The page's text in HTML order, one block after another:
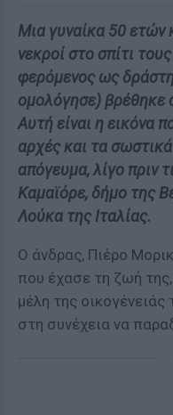
Μια γυναίκα 50 ετών
νεκροί στο σπίτι
φερόμενος ως
ομολόγησε) βρέθηκε
Αυτή είναι η εικόνα
αρχές και τα
απόγευμα, λίγο πριν
Καμαϊόρε, δήμο της
Λούκα της Ιταλίας.
Ο άνδρας, Πιέρο
που έχασε τη ζωή
μέλη της
στη συνέχεια να